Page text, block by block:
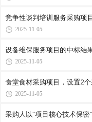
竞争性谈判培训服务采购项
2025-11-05
设备维保服务项目的中标结
2025-11-05
食堂食材采购项目，设置2
2025-11-05
采购人以“项目核心技术保